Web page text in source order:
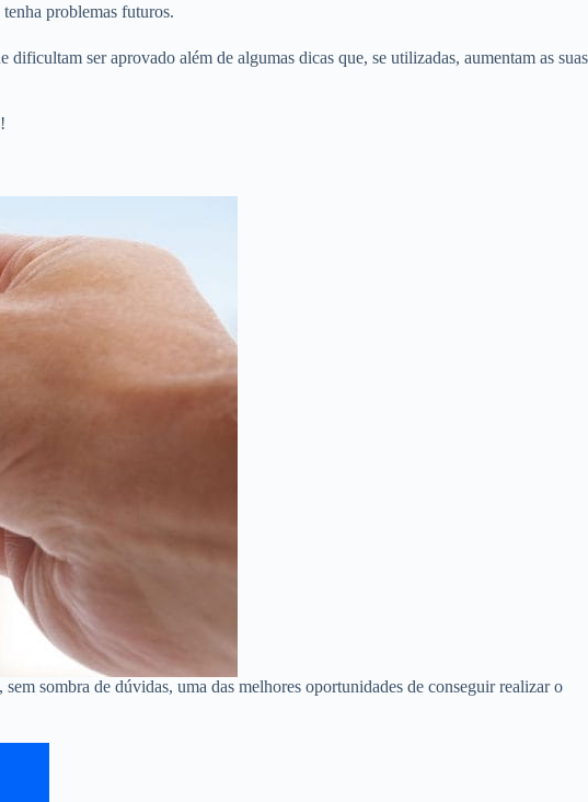
problemas futuros.
ser aprovado além de algumas dicas que, se utilizadas, aumentam as suas
sombra de dúvidas, uma das melhores oportunidades de conseguir realizar o